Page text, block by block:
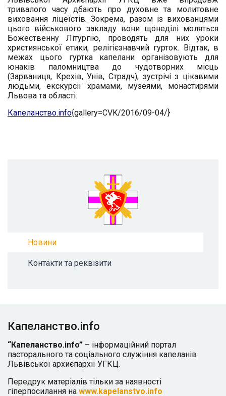
тривалого часу дбають про духовне та молитовне
виховання ліцеїстів. Зокрема, разом із вихованцями
цього військового закладу вони щонеділі моляться
Божественну Літургію, проводять для них уроки
християнської етики, релігієзнавчий гурток. Відтак, в
межах цього гуртка капелани організовують для
юнаків паломництва до чудотворних місць
(Зарваниця, Крехів, Унів, Страдч), зустрічі з цікавими
людьми, екскурсії храмами, музеями, монастирями
Львова та області.
Капеланство.info{gallery=CVK/2016/09-04/}
Новини
Контакти та реквізити
Капеланство.info
“Капеланство.info” – інформаційний портал
пасторального та соціального служіння капеланів
Львівської архиєпархії УГКЦ.
Передрук матеріалів тільки за наявності
гіперпосилання на www.kapelanstvo.info